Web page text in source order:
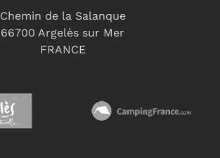
Chemin de la Salanque
66700 Argelès sur Mer
FRANCE